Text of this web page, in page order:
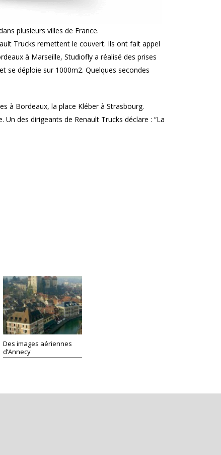
plusieurs villes de France.
Trucks remettent le couvert. Ils ont fait appel
à Marseille, Studiofly a réalisé des prises
se déploie sur 1000m2. Quelques secondes
à Bordeaux, la place Kléber à Strasbourg.
des dirigeants de Renault Trucks déclare : “La
Des images aériennes
d’Annecy